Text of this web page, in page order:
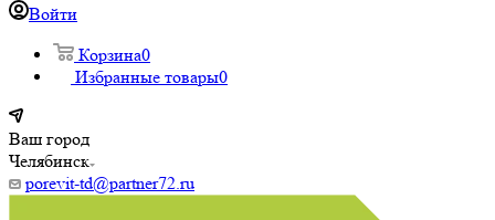
Войти
Корзина0
Избранные товары0
Ваш город
Челябинск
porevit-td@partner72.ru